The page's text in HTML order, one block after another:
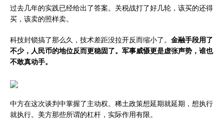
过去几年的实践已经给出了答案。关税战打了好几轮，该买的还得
买，该卖的照样卖。
科技封锁搞了那么久，技术差距没拉开反而缩小了。 金融手段用了
不少，人民币的地位反而更稳固了。军事威慑更是虚张声势，谁也
不敢真动手。
中方在这次谈判中掌握了主动权。稀土政策想延期就延期，想执行
就执行。美方那些所谓的杠杆，实际作用有限。